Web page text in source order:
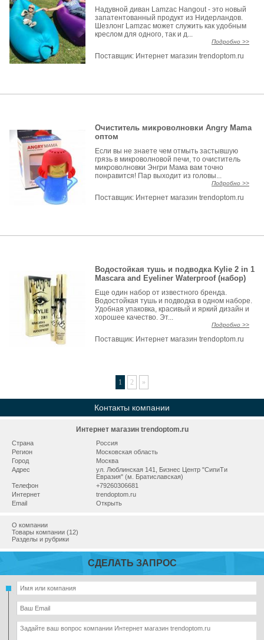
Надувной диван Lamzac Hangout - это новый
запатентованный продукт из Нидерландов.
Шезлонг Lamzac может служить как удобным
креслом для одного, так и д...
Подробно >>
Поставщик: Интернет магазин trendoptom.ru
Очиститель микроволновки Angry Mama
оптом
Если вы не знаете чем отмыть застывшую
грязь в микроволновой печи, то очиститель
микроволновки Энгри Мама вам точно
понравится! Пар выходит из головы...
Подробно >>
Поставщик: Интернет магазин trendoptom.ru
Водостойкая тушь и подводка Kylie 2 in 1
Mascara and Eyeliner Waterproof (набор)
Еще один набор от известного бренда.
Водостойкая тушь и подводка в одном наборе.
Удобная упаковка, красивый и яркий дизайн и
хорошее качество. Эт...
Подробно >>
Поставщик: Интернет магазин trendoptom.ru
1 2 »
Контакты компании
Интернет магазин trendoptom.ru
Страна
Россия
Регион
Московская область
Город
Москва
Адрес
ул. Люблинская 141, Бизнес Центр "СипиТи
Евразия" (м. Братиславская)
Телефон
+79260306681
Интернет
trendoptom.ru
Email
Открыть
О компании
Товары компании (12)
Разделы и рубрики
СДЕЛАТЬ ЗАПРОС